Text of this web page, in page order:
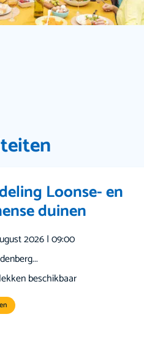
Loonse- en
duinen
2026 | 09:00
beschikbaar